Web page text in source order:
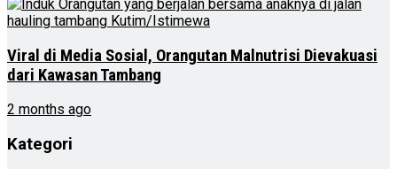
Viral di Media Sosial, Orangutan Malnutrisi Dievakuasi
dari Kawasan Tambang
2 months ago
Kategori